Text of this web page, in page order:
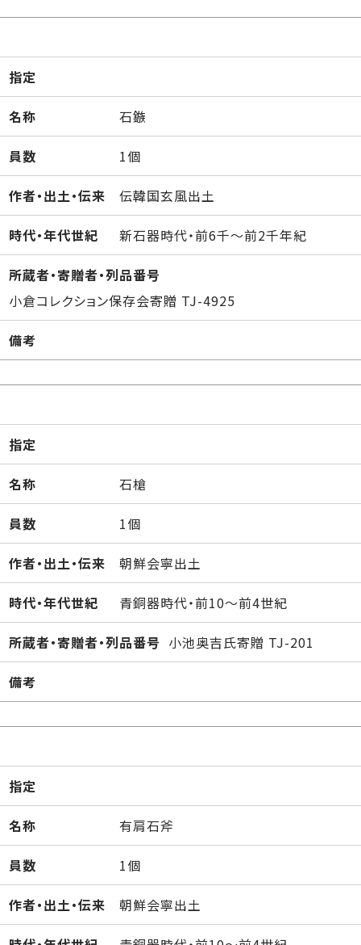
指定
名称 石鏃
員数 1個
作者・出土・伝来 伝韓国玄風出土
時代・年代世紀 新石器時代・前6千～前2千年紀
所蔵者・寄贈者・列品番号
小倉コレクション保存会寄贈 TJ-4925
備考
指定
名称 石槍
員数 1個
作者・出土・伝来 朝鮮会寧出土
時代・年代世紀 青銅器時代・前10～前4世紀
所蔵者・寄贈者・列品番号 小池奥吉氏寄贈 TJ-201
備考
指定
名称 有肩石斧
員数 1個
作者・出土・伝来 朝鮮会寧出土